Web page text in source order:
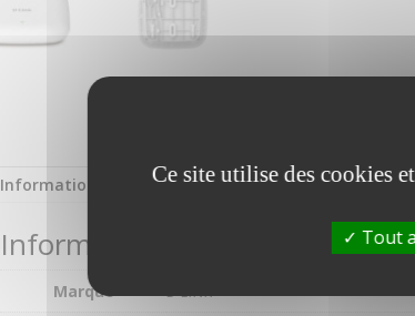
Informations complémentaires Description
Informations complémentaires
Marque
D-LINK
Ce site utilise des cookies
Tout